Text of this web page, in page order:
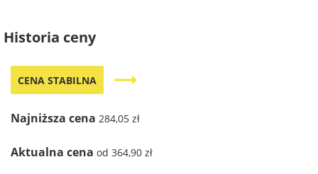
Historia ceny
CENA STABILNA trending_flat
Najniższa cena 284,05 zł
Aktualna cena od 364,90 zł